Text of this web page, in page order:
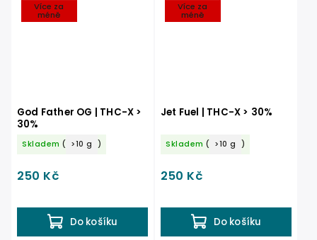
Více za
méně
God Father OG | THC-X >
30%
Skladem ( >10 g )
250 Kč
Do košíku
Více za
méně
Jet Fuel | THC-X > 30%
Skladem ( >10 g )
250 Kč
Do košíku